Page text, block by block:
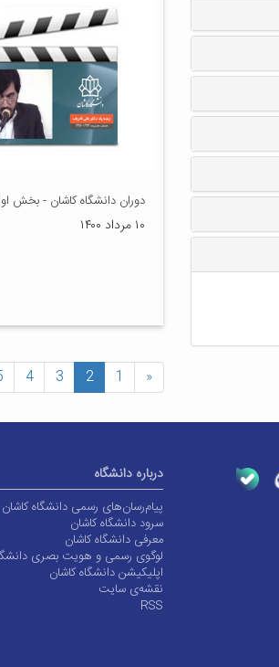
دوران دانشگاه کاشان - بخش
۱۰ مرداد ۱۴۰۰
«
1
2
3
4
درباره دانشگاه
پیام‌رسان‌های رسمی دانشگاه کاشان
سرود دانشگاه کاشان
معرفی دانشگاه کاشان
لوگوی رسمی و هویت بصری
اپلیکیشن دانشگاه کاشان
نقشه‌ی سایت
RSS